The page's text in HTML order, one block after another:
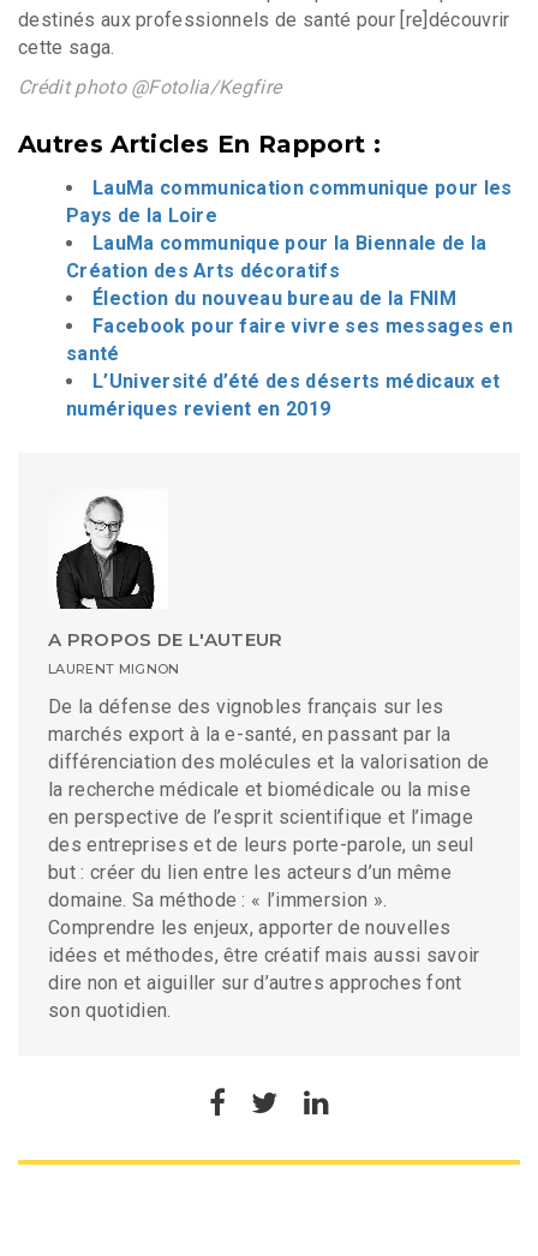
destinés aux professionnels de santé pour [re]découvrir
cette saga.
Crédit photo @Fotolia/Kegfire
Autres Articles En Rapport :
LauMa communication communique pour les
Pays de la Loire
LauMa communique pour la Biennale de la
Création des Arts décoratifs
Élection du nouveau bureau de la FNIM
Facebook pour faire vivre ses messages en
santé
L’Université d’été des déserts médicaux et
numériques revient en 2019
A PROPOS DE L'AUTEUR
LAURENT MIGNON
De la défense des vignobles français sur les
marchés export à la e-santé, en passant par la
différenciation des molécules et la valorisation de
la recherche médicale et biomédicale ou la mise
en perspective de l’esprit scientifique et l’image
des entreprises et de leurs porte-parole, un seul
but : créer du lien entre les acteurs d’un même
domaine. Sa méthode : « l’immersion ».
Comprendre les enjeux, apporter de nouvelles
idées et méthodes, être créatif mais aussi savoir
dire non et aiguiller sur d’autres approches font
son quotidien.